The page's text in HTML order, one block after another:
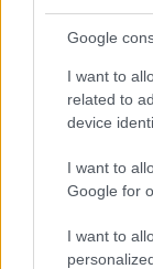
Google
I want to
related to
device
I want to
Google for
I want to